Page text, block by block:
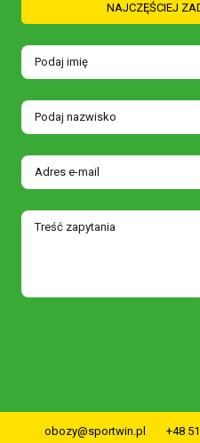
NAJCZĘŚCIEJ
obozy@sportwin.pl +48